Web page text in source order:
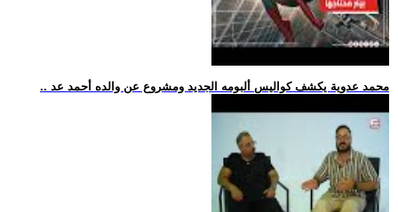
.. محمد عدوية يكشف كواليس ألبومه الجديد ومشروع عن والده أحمد عد